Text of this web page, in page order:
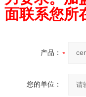
面联系您所
产品：
您的单位：